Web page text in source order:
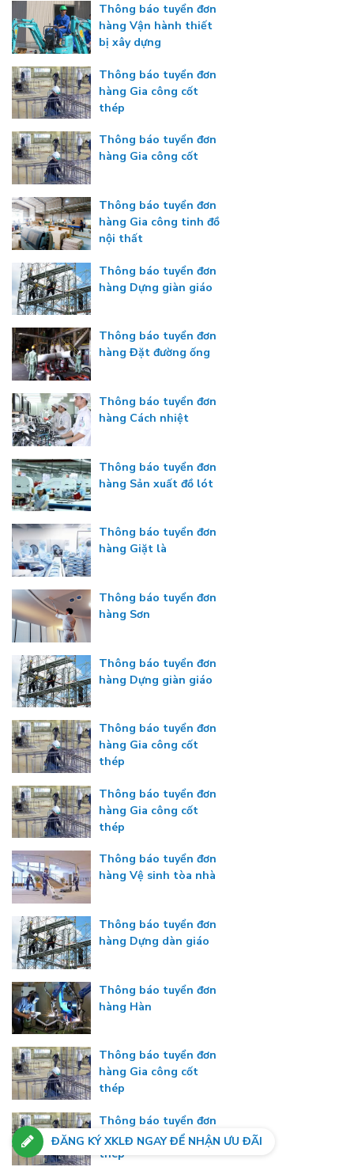
Thông báo tuyển đơn
hàng Vận hành thiết
bị xây dựng
Thông báo tuyển đơn
hàng Gia công cốt
thép
Thông báo tuyển đơn
hàng Gia công cốt
Thông báo tuyển đơn
hàng Gia công tinh đồ
nội thất
Thông báo tuyển đơn
hàng Dựng giàn giáo
Thông báo tuyển đơn
hàng Đặt đường ống
Thông báo tuyển đơn
hàng Cách nhiệt
Thông báo tuyển đơn
hàng Sản xuất đồ lót
Thông báo tuyển đơn
hàng Giặt là
Thông báo tuyển đơn
hàng Sơn
Thông báo tuyển đơn
hàng Dựng giàn giáo
Thông báo tuyển đơn
hàng Gia công cốt
thép
Thông báo tuyển đơn
hàng Gia công cốt
thép
Thông báo tuyển đơn
hàng Vệ sinh tòa nhà
Thông báo tuyển đơn
hàng Dựng dàn giáo
Thông báo tuyển đơn
hàng Hàn
Thông báo tuyển đơn
hàng Gia công cốt
thép
Thông báo tuyển đơn
hàng Gia công cốt
thép
ĐĂNG KÝ XKLĐ NGAY ĐỂ NHẬN ƯU ĐÃI